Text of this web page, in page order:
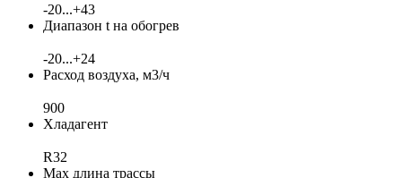
-20...+43
Диапазон t на обогрев
-20...+24
Расход воздуха, м3/ч
900
Хладагент
R32
Max длина трассы